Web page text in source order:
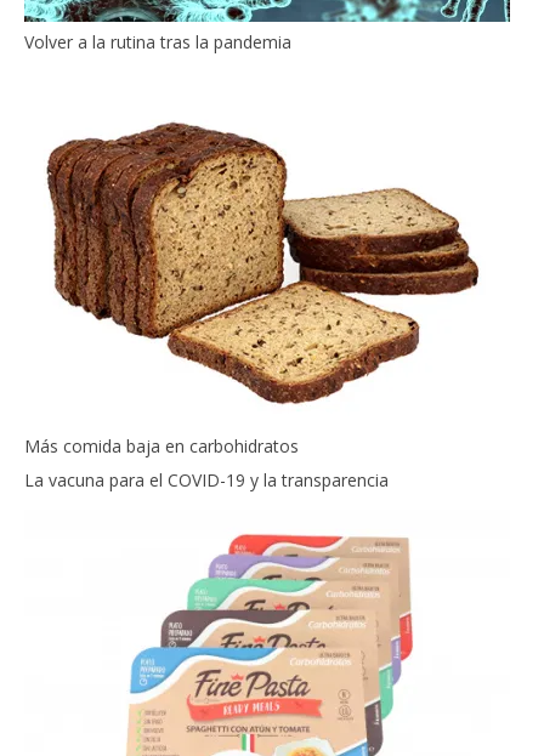
Volver a la rutina tras la pandemia
Más comida baja en carbohidratos
La vacuna para el COVID-19 y la transparencia